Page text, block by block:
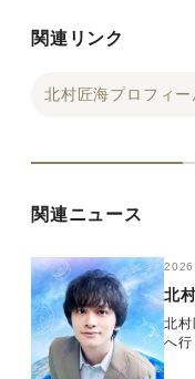
関連リンク
北村匠海プロフィー
関連ニュース
北
北
へ行